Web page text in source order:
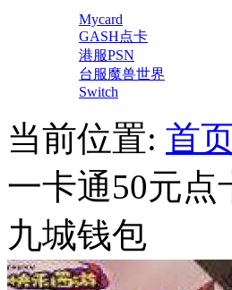
Mycard
GASH点卡
港服PSN
台服魔兽世界
Switch
当前位置: 首
一卡通50元点
九城钱包